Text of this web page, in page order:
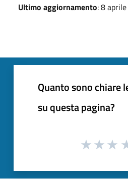
Ultimo aggiornamento: 8
Quanto sono chiare
su questa pagina?